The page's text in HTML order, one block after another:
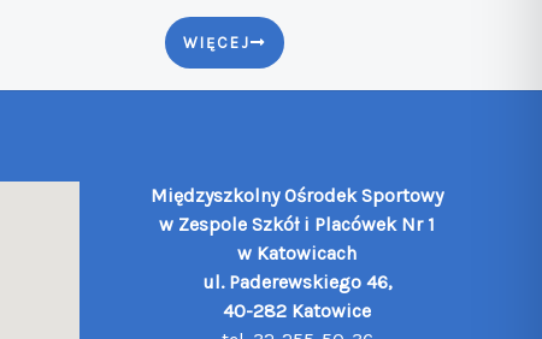
WIĘCEJ
Międzyszkolny Ośrodek Sportowy
w Zespole Szkół i Placówek Nr 1
w Katowicach
ul. Paderewskiego 46,
40-282 Katowice